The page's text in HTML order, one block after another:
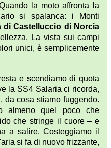
la moto affronta la
si spalanca: i Monti
di Castelluccio di Norcia
La vista sui campi
unici, è semplicemente
e scendiamo di quota
la SS4 Salaria ci ricorda,
da cosa stiamo fuggendo.
almeno quel poco che
che stringe il cuore – e
a salire. Costeggiamo il
si fa di nuovo frizzante,